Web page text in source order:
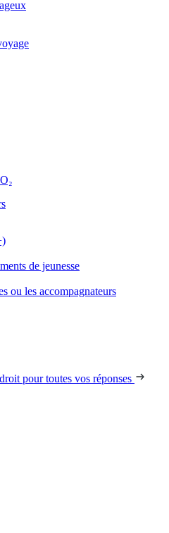
de jeunesse
ou les accompagnateurs
pour toutes vos réponses